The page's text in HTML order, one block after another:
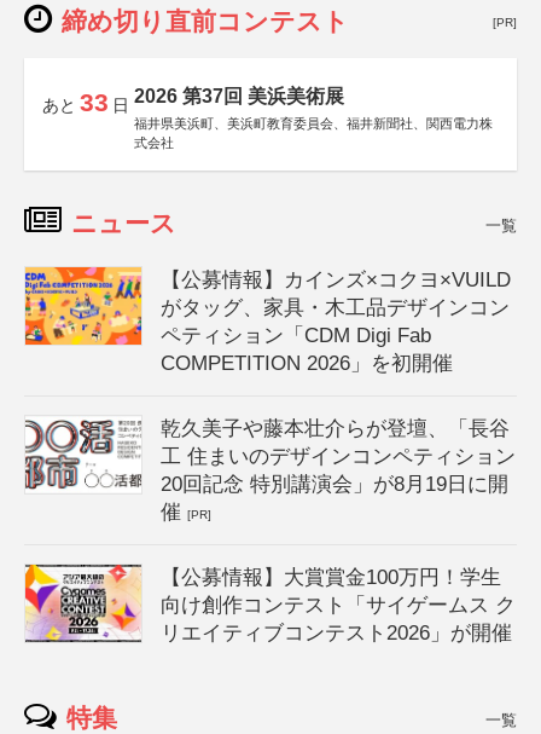
締め切り直前コンテスト [PR]
あと 33 日 2026 第37回 美浜美術展
福井県美浜町、美浜町教育委員会、福井新聞社、関西電力株
式会社
ニュース 一覧
【公募情報】カインズ×コクヨ×VUILD
がタッグ、家具・木工品デザインコン
ペティション「CDM Digi Fab
COMPETITION 2026」を初開催
乾久美子や藤本壮介らが登壇、「長谷
工 住まいのデザインコンペティション
20回記念 特別講演会」が8月19日に開
催[PR]
【公募情報】大賞賞金100万円！学生
向け創作コンテスト「サイゲームス ク
リエイティブコンテスト2026」が開催
特集 一覧